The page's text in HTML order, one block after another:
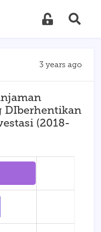
3 years ago
DIberhentikan
(2018-